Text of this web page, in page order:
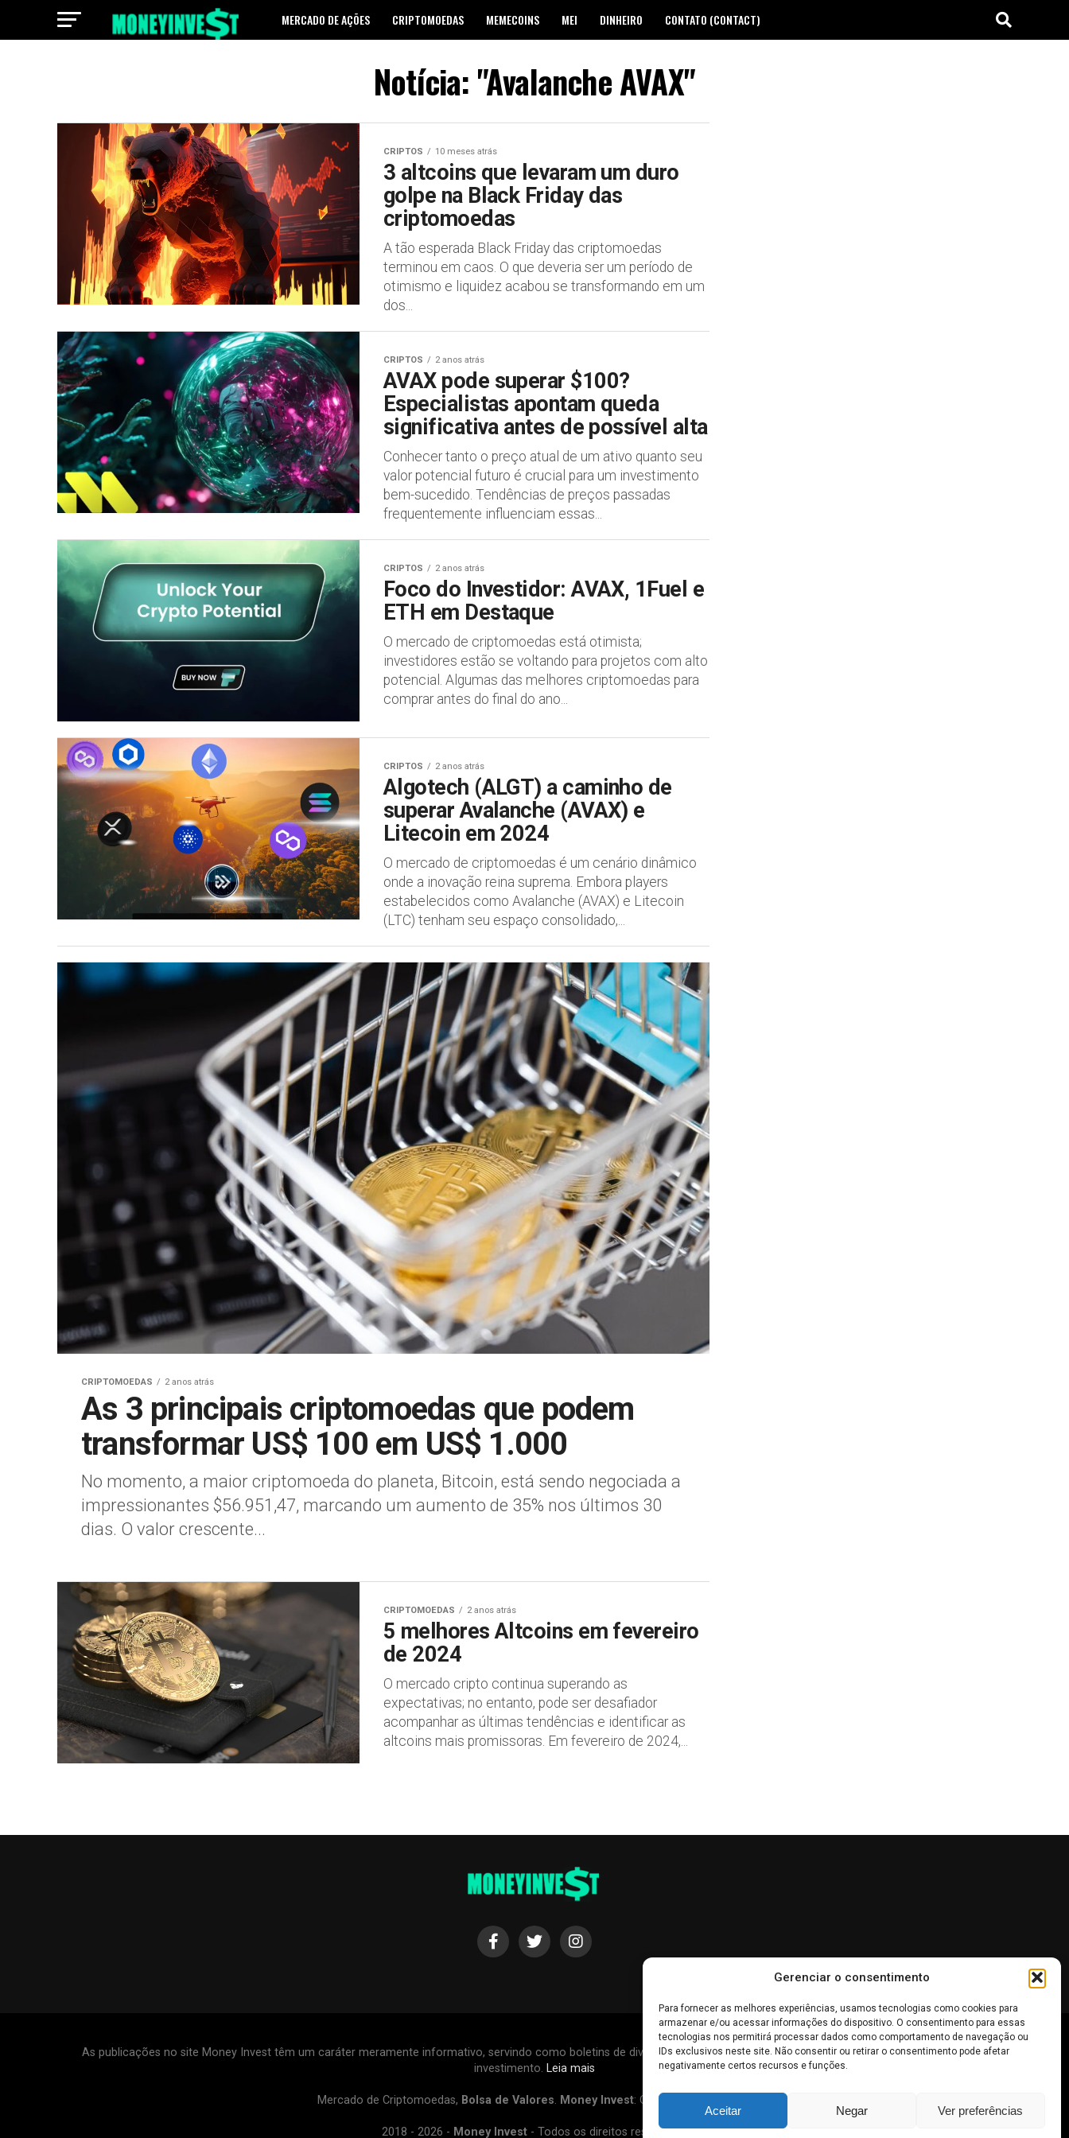
Gerenciar o consentimento
Para fornecer as melhores experiências, usamos tecnologias como cookies para
armazenar e/ou acessar informações do dispositivo. O consentimento para essas
tecnologias nos permitirá processar dados como comportamento de navegação ou
IDs exclusivos neste site. Não consentir ou retirar o consentimento pode afetar
negativamente certos recursos e funções.
Aceitar Negar Ver preferências
MERCADO DE AÇÕES CRIPTOMOEDAS MEMECOINS MEI DINHEIRO CONTATO (CONTACT)
Notícia: "Avalanche AVAX"
CRIPTOS 10 meses atrás
3 altcoins que levaram um duro
golpe na Black Friday das
criptomoedas
A tão esperada Black Friday das criptomoedas
terminou em caos. O que deveria ser um período de
otimismo e liquidez acabou se transformando em um
dos...
CRIPTOS 2 anos atrás
AVAX pode superar $100?
Especialistas apontam queda
significativa antes de possível alta
Conhecer tanto o preço atual de um ativo quanto seu
valor potencial futuro é crucial para um investimento
bem-sucedido. Tendências de preços passadas
frequentemente influenciam essas...
CRIPTOS 2 anos atrás
Foco do Investidor: AVAX, 1Fuel e
ETH em Destaque
O mercado de criptomoedas está otimista;
investidores estão se voltando para projetos com alto
potencial. Algumas das melhores criptomoedas para
comprar antes do final do ano...
CRIPTOS 2 anos atrás
Algotech (ALGT) a caminho de
superar Avalanche (AVAX) e
Litecoin em 2024
O mercado de criptomoedas é um cenário dinâmico
onde a inovação reina suprema. Embora players
estabelecidos como Avalanche (AVAX) e Litecoin
(LTC) tenham seu espaço consolidado,...
CRIPTOMOEDAS 2 anos atrás
As 3 principais criptomoedas que podem
transformar US$ 100 em US$ 1.000
No momento, a maior criptomoeda do planeta, Bitcoin, está sendo negociada a
impressionantes $56.951,47, marcando um aumento de 35% nos últimos 30
dias. O valor crescente...
CRIPTOMOEDAS 2 anos atrás
5 melhores Altcoins em fevereiro
de 2024
O mercado cripto continua superando as
expectativas; no entanto, pode ser desafiador
acompanhar as últimas tendências e identificar as
altcoins mais promissoras. Em fevereiro de 2024,...
As publicações no site Money Invest têm um caráter meramente informativo, servindo como boletins de divulgação, e não devem ser interpretadas como recomendações de
investimento. Leia mais
Mercado de Criptomoedas, Bolsa de Valores. Money Invest: O futuro do
2018 - 2026 - Money Invest- Todos os direitos reservados